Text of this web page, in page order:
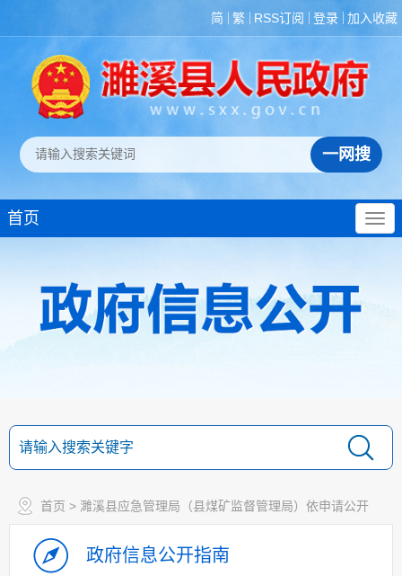
简 繁 RSS订阅 登录 加入收藏
首页
首页 > 濉溪县应急管理局（县煤矿监督管理局）依申请公开
政府信息公开指南